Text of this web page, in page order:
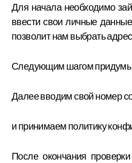
Для начала необходимо
ввести свои личные
позволит нам выбрать
Следующим шагом
Далее вводим свой номер
и принимаем политику
После окончания